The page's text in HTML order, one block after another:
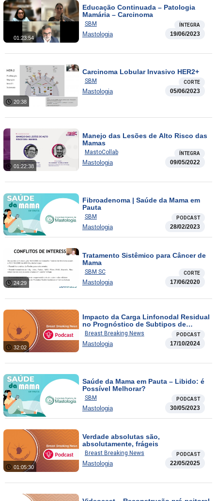
01:23:54
Educação Continuada – Patologia
Mamária – Carcinoma
SBM ÍNTEGRA
Mastologia 19/06/2023
20:38
Carcinoma Lobular Invasivo HER2+
SBM CORTE
Mastologia 05/06/2023
01:22:38
Manejo das Lesões de Alto Risco das
Mamas
MastoCollab ÍNTEGRA
Mastologia 09/05/2022
Fibroadenoma | Saúde da Mama em
Pauta
SBM PODCAST
Mastologia 28/02/2023
24:29
Tratamento Sistêmico para Câncer de
Mama
SBM SC CORTE
Mastologia 17/06/2020
32:02
Impacto da Carga Linfonodal Residual
no Prognóstico de Subtipos de
Câncer de Mama / FDA aprova nova
terapia para câncer de mama
avançado HR-positivo com mutação
Breast Breaking News PODCAST
Mastologia 17/10/2024
Saúde da Mama em Pauta – Libido: é
Possível Melhorar?
SBM PODCAST
Mastologia 30/05/2023
01:05:30
Verdade absolutas são,
absolutamente, frágeis
Breast Breaking News PODCAST
Mastologia 22/05/2025